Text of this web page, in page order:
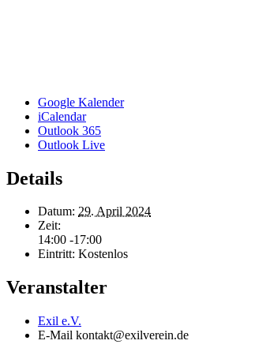
Google Kalender
iCalendar
Outlook 365
Outlook Live
Details
Datum: 29. April 2024
Zeit:
14:00 -17:00
Eintritt: Kostenlos
Veranstalter
Exil e.V.
E-Mail kontakt@exilverein.de